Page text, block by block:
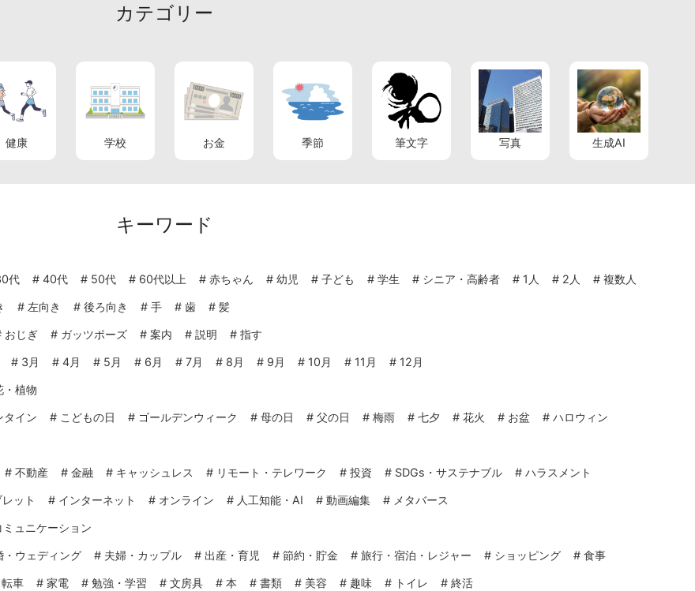
カテゴリー
健康 学校 お金 季節 筆文字 写真 生成AI
キーワード
代 # 40代 # 50代 # 60代以上 # 赤ちゃん # 幼児 # 子ども # 学生 # シニア・高齢者 # 1人 # 2人 # 複数人
# 左向き # 後ろ向き # 手 # 歯 # 髪
おじぎ # ガッツポーズ # 案内 # 説明 # 指す
# 3月 # 4月 # 5月 # 6月 # 7月 # 8月 # 9月 # 10月 # 11月 # 12月
・植物
タイン # こどもの日 # ゴールデンウィーク # 母の日 # 父の日 # 梅雨 # 七夕 # 花火 # お盆 # ハロウィン
# 不動産 # 金融 # キャッシュレス # リモート・テレワーク # 投資 # SDGs・サステナブル # ハラスメント
ット # インターネット # オンライン # 人工知能・AI # 動画編集 # メタバース
ミュニケーション
・ウェディング # 夫婦・カップル # 出産・育児 # 節約・貯金 # 旅行・宿泊・レジャー # ショッピング # 食事
転車 # 家電 # 勉強・学習 # 文房具 # 本 # 書類 # 美容 # 趣味 # トイレ # 終活